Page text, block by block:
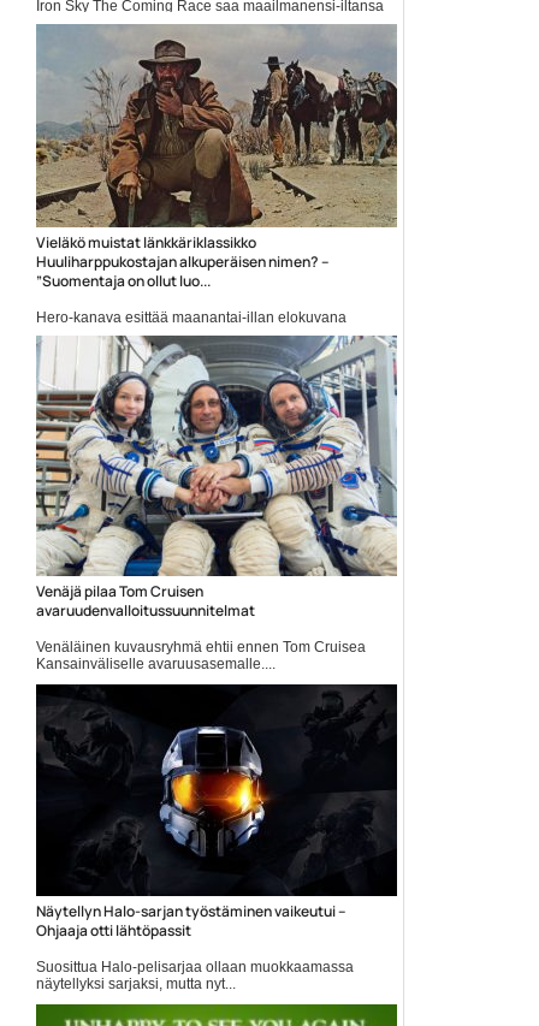
Iron Sky The Coming Race saa maailmanensi-iltansa
Suomessa...
Vieläkö muistat länkkäriklassikko
Huuliharppukostajan alkuperäisen nimen? –
”Suomentaja on ollut luo...
Hero-kanava esittää maanantai-illan elokuvana
länkkäriklassikon Huuliharppukostaja.
Huuliharppukostaja eli...
Elokuvauutiset
Venäjä pilaa Tom Cruisen
avaruudenvalloitussuunnitelmat
Venäläinen kuvausryhmä ehtii ennen Tom Cruisea
Kansainväliselle avaruusasemalle....
Doug Liman
Näytellyn Halo-sarjan työstäminen vaikeutui –
Ohjaaja otti lähtöpassit
Suosittua Halo-pelisarjaa ollaan muokkaamassa
näytellyksi sarjaksi, mutta nyt...
Elokuvauutiset